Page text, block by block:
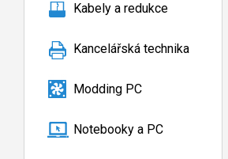
Kabely a redukce
Kancelářská technika
Modding PC
Notebooky a PC